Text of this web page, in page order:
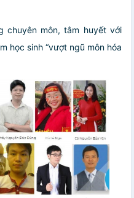
chuyên môn, tâm huyết với
học sinh “vượt ngũ môn hóa